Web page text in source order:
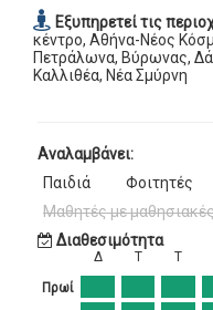
Εξυπηρετεί τις
κέντρο, Αθήνα-Νέος
Πετράλωνα, Βύρωνας,
Καλλιθέα, Νέα Σμύρνη
Αναλαμβάνει:
Παιδιά
Φοιτητές
Μαθητές με
Διαθεσιμότητα
Πρωί
Δ Τ Τ